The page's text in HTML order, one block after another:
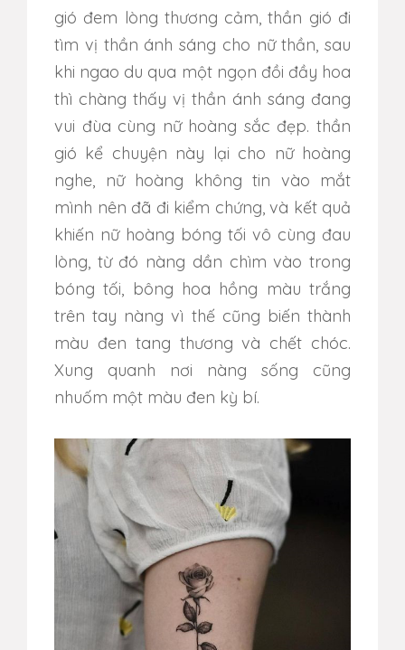
gió đem lòng thương cảm, thần gió đi
tìm vị thần ánh sáng cho nữ thần, sau
khi ngao du qua một ngọn đồi đầy hoa
thì chàng thấy vị thần ánh sáng đang
vui đùa cùng nữ hoàng sắc đẹp. thần
gió kể chuyện này lại cho nữ hoàng
nghe, nữ hoàng không tin vào mắt
mình nên đã đi kiểm chứng, và kết quả
khiến nữ hoàng bóng tối vô cùng đau
lòng, từ đó nàng dần chìm vào trong
bóng tối, bông hoa hồng màu trắng
trên tay nàng vì thế cũng biến thành
màu đen tang thương và chết chóc.
Xung quanh nơi nàng sống cũng
nhuốm một màu đen kỳ bí.